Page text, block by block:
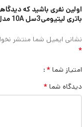
اولین نفری باشید که
باتری لیتیومی3سل 10A مدل FL10A”
نشانی ایمیل شما منتشر
*
امتیاز شما *
دیدگاه شما *